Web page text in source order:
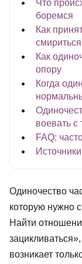
Что
боремся
Как
Как
опору
Когда
воевать с
FAQ:
Источники
Одиночество
которую нужно
Найти
возникает